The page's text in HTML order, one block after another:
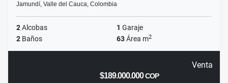
Jamundí, Valle del Cauca, Colombia
2Alcobas 1 Garaje
2 Baños 63Área m2
Venta
$189.000.000COP